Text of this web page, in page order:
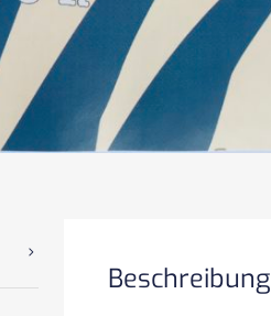
Beschreibung